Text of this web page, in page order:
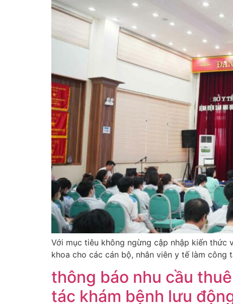
Với mục tiêu không ngừng cập nhập kiến
khoa cho các cán bộ, nhân viên y tế làm
thông báo nhu cầu
tác khám bệnh lưu